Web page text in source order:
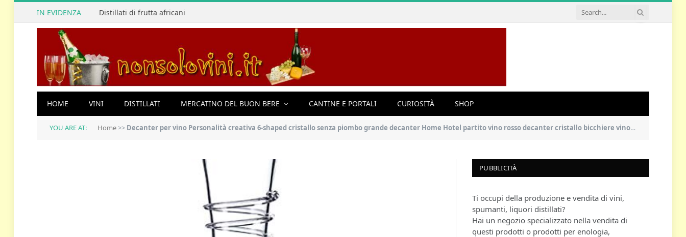
IN EVIDENZA Distillati di frutta africani
HOME VINI DISTILLATI MERCATINO DEL BUON BERE CANTINE E PORTALI CURIOSITÀ SHOP
YOU ARE AT: Home>> Decanter per vino Personalità creativa 6-shaped cristallo senza piombo grande decanter Home Hotel partito vino rosso decanter cristallo bicchiere vino soffiato a mano Accessori per il vino
PUBBLICITÀ
Ti occupi della produzione e vendita di vini,
spumanti, liquori distillati?
Hai un negozio specializzato nella vendita di
questi prodotti o prodotti per enologia,